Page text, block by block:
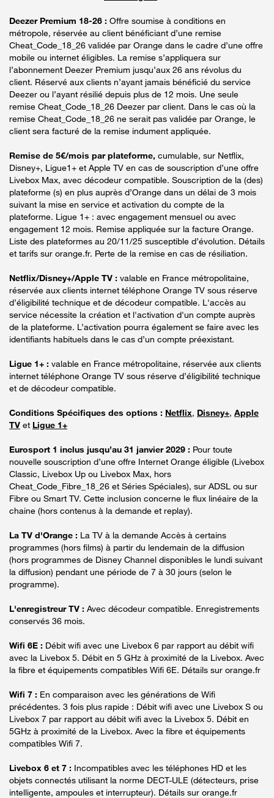
Deezer Premium 18-26 : Offre soumise à conditions en
métropole, réservée au client bénéficiant d’une remise
Cheat_Code_18_26 validée par Orange dans le cadre d’une offre
mobile ou internet éligibles. La remise s’appliquera sur
l’abonnement Deezer Premium jusqu’aux 26 ans révolus du
client. Réservé aux clients n’ayant jamais bénéficié du service
Deezer ou l’ayant résilié depuis plus de 12 mois. Une seule
remise Cheat_Code_18_26 Deezer par client. Dans le cas où la
remise Cheat_Code_18_26 ne serait pas validée par Orange, le
client sera facturé de la remise indument appliquée.
Remise de 5€/mois par plateforme, cumulable, sur Netflix,
Disney+, Ligue1+ et Apple TV en cas de souscription d’une offre
Livebox Max, avec décodeur compatible. Souscription de la (des)
plateforme (s) en plus auprès d’Orange dans un délai de 3 mois
suivant la mise en service et activation du compte de la
plateforme. Ligue 1+ : avec engagement mensuel ou avec
engagement 12 mois. Remise appliquée sur la facture Orange.
Liste des plateformes au 20/11/25 susceptible d’évolution. Détails
et tarifs sur orange.fr. Perte de la remise en cas de résiliation.
Netflix/Disney+/Apple TV : valable en France métropolitaine,
réservée aux clients internet téléphone Orange TV sous réserve
d’éligibilité technique et de décodeur compatible. L'accès au
service nécessite la création et l'activation d'un compte auprès
de la plateforme. L’activation pourra également se faire avec les
identifiants habituels dans le cas d’un compte préexistant.
Ligue 1+ : valable en France métropolitaine, réservée aux clients
internet téléphone Orange TV sous réserve d’éligibilité technique
et de décodeur compatible.
Conditions Spécifiques des options : Netflix, Disney+, Apple
TV et Ligue 1+
Eurosport 1 inclus jusqu’au 31 janvier 2029 : Pour toute
nouvelle souscription d’une offre Internet Orange éligible (Livebox
Classic, Livebox Up ou Livebox Max, hors
Cheat_Code_Fibre_18_26 et Séries Spéciales), sur ADSL ou sur
Fibre ou Smart TV. Cette inclusion concerne le flux linéaire de la
chaine (hors contenus à la demande et replay).
La TV d'Orange : La TV à la demande Accès à certains
programmes (hors films) à partir du lendemain de la diffusion
(hors programmes de Disney Channel disponibles le lundi suivant
la diffusion) pendant une période de 7 à 30 jours (selon le
programme).
L'enregistreur TV : Avec décodeur compatible. Enregistrements
conservés 36 mois.
Wifi 6E : Débit wifi avec une Livebox 6 par rapport au débit wifi
avec la Livebox 5. Débit en 5 GHz à proximité de la Livebox. Avec
la fibre et équipements compatibles Wifi 6E. Détails sur orange.fr
Wifi 7 : En comparaison avec les générations de Wifi
précédentes. 3 fois plus rapide : Débit wifi avec une Livebox S ou
Livebox 7 par rapport au débit wifi avec la Livebox 5. Débit en
5GHz à proximité de la Livebox. Avec la fibre et équipements
compatibles Wifi 7.
Livebox 6 et 7 : Incompatibles avec les téléphones HD et les
objets connectés utilisant la norme DECT-ULE (détecteurs, prise
intelligente, ampoules et interrupteur). Détails sur orange.fr